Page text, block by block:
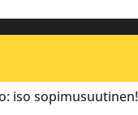
iso sopimusuutinen!